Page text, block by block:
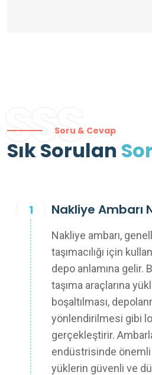
SSSSoru & Cevap
Sık Sorulan
Nakliye Ambarı
Nakliye ambarı,
taşımacılığı için
depo anlamına gelir.
taşıma araçlarına
boşaltılması,
yönlendirilmesi gibi
gerçekleştirir.
endüstrisinde önemli
yüklerin güvenli ve